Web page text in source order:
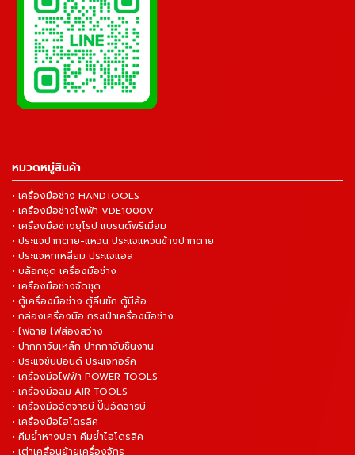
หมวดหมู่สินค้า
• เครื่องมือช่าง HANDTOOLS
• เครื่องมือช่างไฟฟ้า VDE1000V
• เครื่องมือช่างยุโรป แบรนด์พรีเมี่ยม
• ประแจปากตาย-แหวน ประแจแหวนข้างปากตาย
• ประแจหกเหลี่ยม ประแจแอล
• บล็อกชุด เครื่องมือช่าง
• เครื่องมือช่างจัดชุด
• ตู้เครื่องมือช่าง ตู้ลิ้นชัก ตู้มีล้อ
• กล่องเครื่องมือ กระเป๋าเครื่องมือช่าง
• ไฟฉาย ไฟส่องสว่าง
• ปากกาจับเหล็ก ปากกาจับชิ้นงาน
• ประแจขันปอนด์ ประแจทอร์ค
• เครื่องมือไฟฟ้า POWER TOOLS
• เครื่องมือลม AIR TOOLS
• เครื่องมืออัดจารบี ปั๊มอัดจารบี
• เครื่องมือไฮโดรลิค
• คีมย้ำหางปลา คีมย้ำไฮโดรลิค